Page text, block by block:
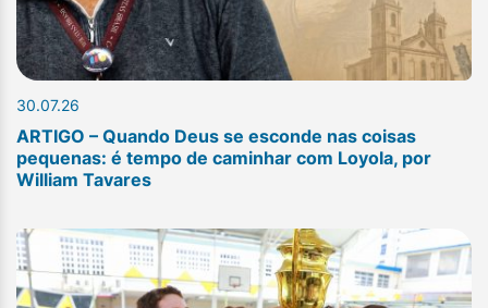
30.07.26
ARTIGO – Quando Deus se esconde nas coisas
pequenas: é tempo de caminhar com Loyola, por
William Tavares